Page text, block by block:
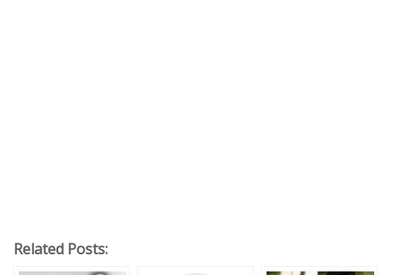
Related Posts: